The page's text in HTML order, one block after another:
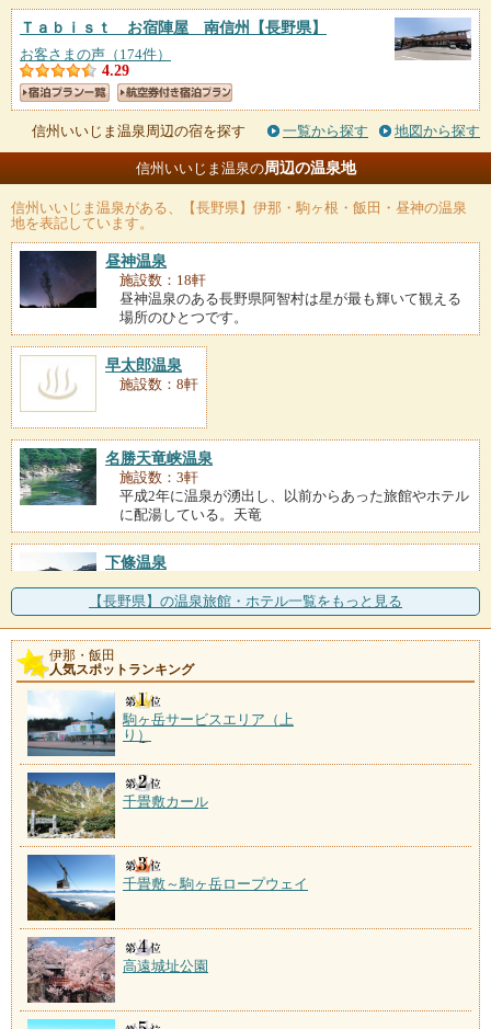
Ｔａｂｉｓｔ お宿陣屋 南信州 【長野県】
お客さまの声（174件）
4.29
信州いいじま温泉周辺の宿を探す 一覧から探す 地図から探す
信州いいじま温泉の周辺の温泉地
信州いいじま温泉がある、【長野県】伊那・駒ヶ根・飯田・昼神の温泉
地を表記しています。
昼神温泉
施設数：18軒
昼神温泉のある長野県阿智村は星が最も輝いて観える
場所のひとつです。
早太郎温泉
施設数：8軒
名勝天竜峡温泉
施設数：3軒
平成2年に温泉が湧出し、以前からあった旅館やホテル
に配湯している。天竜
下條温泉
伊那谷と天竜川を望む山里に湧く温泉。「下條温泉静
かなお宿加賀美」には赤
天竜水神温泉
施設数：1軒
【長野県】の温泉旅館・ホテル一覧をもっと見る
伊那・飯田
人気スポットランキング
駒ヶ岳サービスエリア（上
り）
千畳敷カール
千畳敷～駒ヶ岳ロープウェイ
高遠城址公園